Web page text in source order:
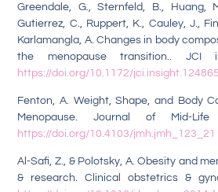
Greendale, G., Sternfeld, B., Huang,
Gutierrez, C., Ruppert, K., Cauley, J.,
Karlamangla, A. Changes in body
the menopause transition..
https://doi.org/10.1172/jci.insight.124865
Fenton, A. Weight, Shape, and Body
Menopause. Journal of Mid-
https://doi.org/10.4103/jmh.jmh_123_21
Al-Safi, Z., & Polotsky, A. Obesity and
& research. Clinical obstetrics &